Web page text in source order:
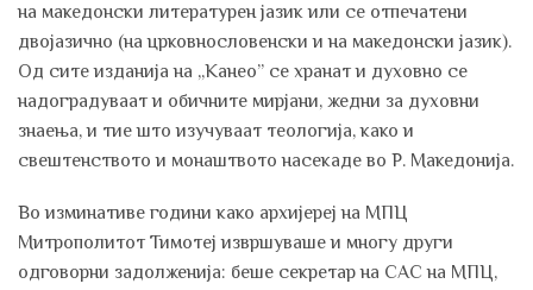
на македонски литературен јазик или се отпечатени
двојазично (на црковнословенски и на македонски јазик).
Од сите изданија на „Канео” се хранат и духовно се
надоградуваат и обичните мирјани, жедни за духовни
знаења, и тие што изучуваат теологија, како и
свештенството и монаштвото насекаде во Р. Македонија.
Во изминативе години како архијереј на МПЦ
Митрополитот Тимотеј извршуваше и многу други
одговорни задолженија: беше секретар на САС на МПЦ,